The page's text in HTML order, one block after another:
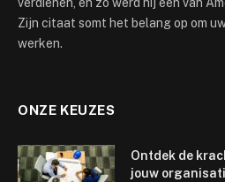
verdienen, en zo werd hij een van
Zijn citaat somt het belang op om
werken.
ONZE KEUZES
Ontdek de
jouw